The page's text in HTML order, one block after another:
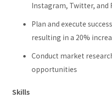
Instagram, Twitter, and
Plan and execute
resulting in a 20%
Conduct market
opportunities
Skills